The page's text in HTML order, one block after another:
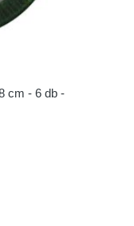
cm - 6 db -